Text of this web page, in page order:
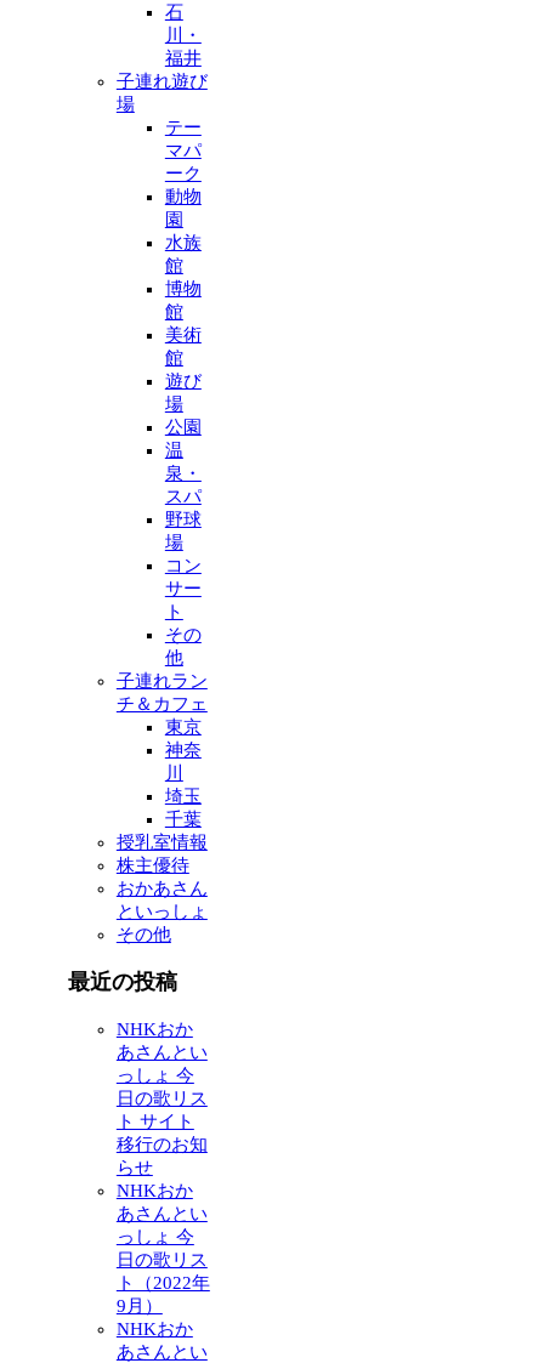
石
川・
福井
子連れ遊び
場
テー
マパ
ーク
動物
園
水族
館
博物
館
美術
館
遊び
場
公園
温
泉・
スパ
野球
場
コン
サー
ト
その
他
子連れラン
チ＆カフェ
東京
神奈
川
埼玉
千葉
授乳室情報
株主優待
おかあさん
といっしょ
その他
最近の投稿
NHKおか
あさんとい
っしょ 今
日の歌リス
ト サイト
移行のお知
らせ
NHKおか
あさんとい
っしょ 今
日の歌リス
ト（2022年
9月）
NHKおか
あさんとい